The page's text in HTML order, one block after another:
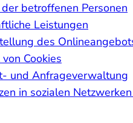
betroffenen Personen
Leistungen
des
Cookies
und Anfrageverwaltung
in sozialen